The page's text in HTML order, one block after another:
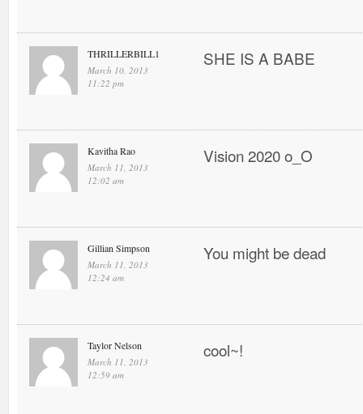
THRILLERBILL1
March 10, 2013
11:22 pm
SHE IS A BABE
Kavitha Rao
March 11, 2013
12:02 am
Vision 2020 o_O
Gillian Simpson
March 11, 2013
12:24 am
You might be dead
Taylor Nelson
March 11, 2013
12:59 am
cool~!